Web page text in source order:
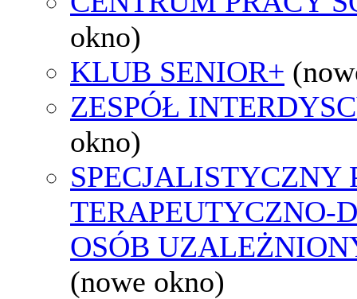
okno)
KLUB SENIOR+
ZESPÓŁ
okno)
SPECJALISTYCZNY
TERAPEUTYCZNO-
OSÓB
(nowe okno)